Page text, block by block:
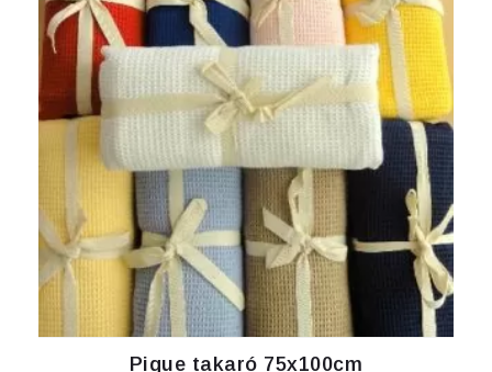
Pique takaró 75x100cm